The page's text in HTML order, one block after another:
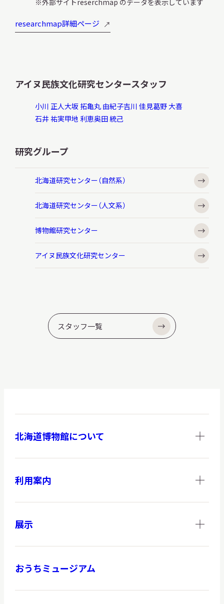
外部サイトreserchmap のデータを表示しています
researchmap詳細ページ
アイヌ民族文化研究センタースタッフ
小川 正人大坂 拓亀丸 由紀子吉川 佳見葛野 大喜
石井 祐実甲地 利恵奥田 統己
研究グループ
北海道研究センター（自然系）
北海道研究センター（人文系）
博物館研究センター
アイヌ民族文化研究センター
スタッフ一覧
北海道博物館について
利用案内
展示
おうちミュージアム